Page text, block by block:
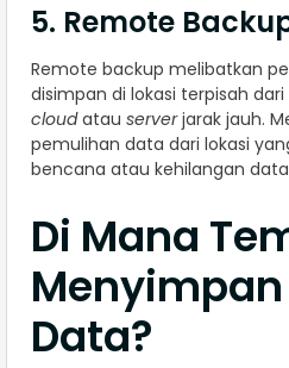
5. Remote
Remote backup melibatkan
disimpan di lokasi terpisah
cloudatau serverjarak jauh.
pemulihan data dari lokasi
bencana atau kehilangan
Di Mana
Data?